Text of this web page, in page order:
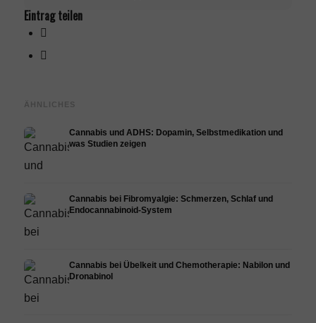
Eintrag teilen
ÄHNLICHES
Cannabis und ADHS: Dopamin, Selbstmedikation und
was Studien zeigen
Cannabis bei Fibromyalgie: Schmerzen, Schlaf und
Endocannabinoid-System
Cannabis bei Übelkeit und Chemotherapie: Nabilon und
Dronabinol